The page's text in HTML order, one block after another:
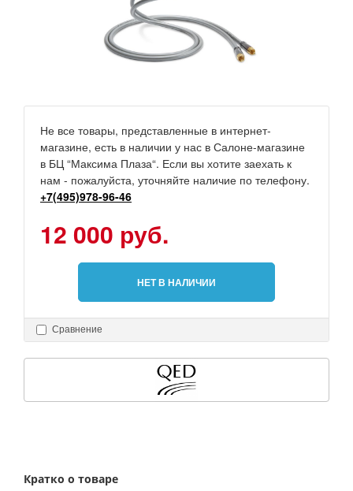
Не все товары, представленные в интернет-
магазине, есть в наличии у нас в Салоне-магазине
в БЦ “Максима Плаза“. Если вы хотите заехать к
нам - пожалуйста, уточняйте наличие по телефону.
+7(495)978-96-46
12 000 руб.
НЕТ В НАЛИЧИИ
Сравнение
Кратко о товаре